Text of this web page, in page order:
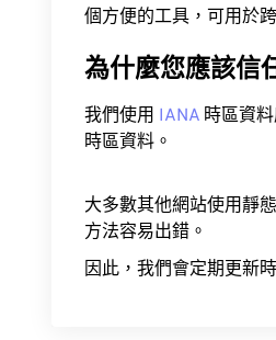
個方便的工具，可用於
為什麼您應該信
我們使用 IANA 時區資
時區資料。
大多數其他網站使用靜
方法容易出錯。
因此，我們會定期更新